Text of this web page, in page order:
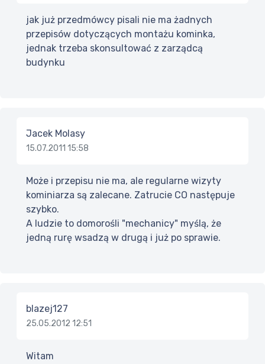
jak już przedmówcy pisali nie ma żadnych
przepisów dotyczących montażu kominka,
jednak trzeba skonsultować z zarządcą
budynku
Jacek Molasy
15.07.2011 15:58
Może i przepisu nie ma, ale regularne wizyty
kominiarza są zalecane. Zatrucie CO następuje
szybko.
A ludzie to domorośli "mechanicy" myślą, że
jedną rurę wsadzą w drugą i już po sprawie.
blazej127
25.05.2012 12:51
Witam